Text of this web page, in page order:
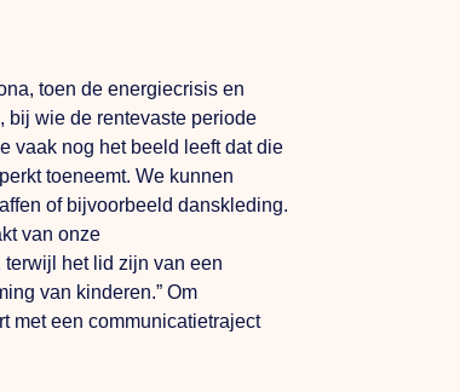
toen de energiecrisis en
bij wie de rentevaste periode
vaak nog het beeld leeft dat die
toeneemt.We kunnen
of bijvoorbeeld danskleding.
van onze
het lid zijn van een
van kinderen.” Om
met een communicatietraject